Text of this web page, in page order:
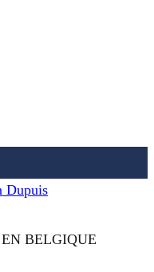
BELGIQUE